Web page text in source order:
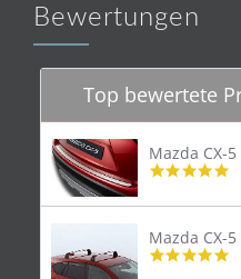
Bewertungen
Top bewertete
4.8
4.9